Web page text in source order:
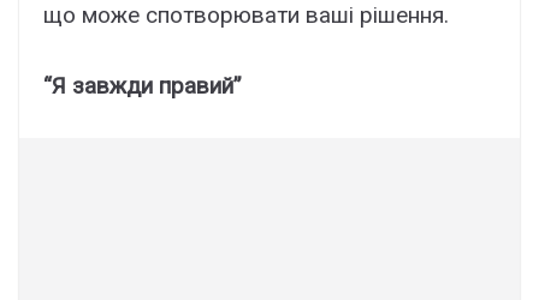
що може спотворювати ваші рішення.
“Я завжди правий”